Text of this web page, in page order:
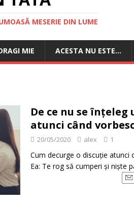
MESERIE DIN LUME
MIE ACESTA NU ESTE…
De ce nu se
atunci când
20/05/2020 alex 1
Cum decurge o discuție atunci
Ea: Te rog să cumperi și niște